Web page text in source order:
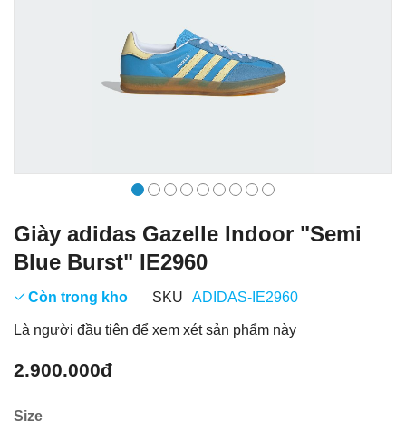
Giày adidas Gazelle Indoor "Semi
Blue Burst" IE2960
Còn trong kho SKU ADIDAS-IE2960
Là người đầu tiên để xem xét sản phẩm này
2.900.000đ
Size